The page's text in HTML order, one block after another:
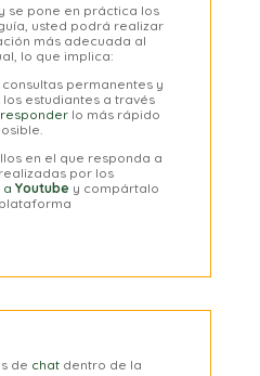
se pone en práctica los
usted podrá realizar
más adecuada al
lo que implica:
permanentes y
estudiantes a través
responder lo más rápido
en el que responda a
por los
a Youtube y compártalo
de chat dentro de la